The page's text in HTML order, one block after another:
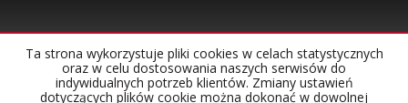
Strona główna Notatnik Kontakt
Ta strona wykorzystuje pliki cookies w celach statystycznych
oraz w celu dostosowania naszych serwisów do
indywidualnych potrzeb klientów. Zmiany ustawień
dotyczących plików cookie można dokonać w dowolnej